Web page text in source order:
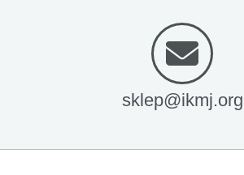
sklep@ikmj.org